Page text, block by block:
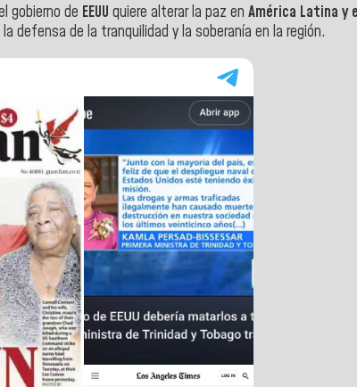
gobierno de EEUU quiere alterar la paz en América Latina y
la defensa de la tranquilidad y la soberanía en la región.